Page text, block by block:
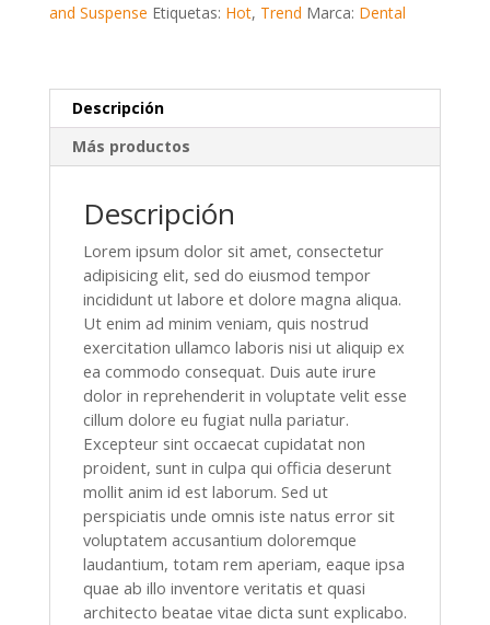
and Suspense Etiquetas: Hot, Trend Marca: Dental
Descripción
Más productos
Descripción
Lorem ipsum dolor sit amet, consectetur
adipisicing elit, sed do eiusmod tempor
incididunt ut labore et dolore magna aliqua.
Ut enim ad minim veniam, quis nostrud
exercitation ullamco laboris nisi ut aliquip ex
ea commodo consequat. Duis aute irure
dolor in reprehenderit in voluptate velit esse
cillum dolore eu fugiat nulla pariatur.
Excepteur sint occaecat cupidatat non
proident, sunt in culpa qui officia deserunt
mollit anim id est laborum. Sed ut
perspiciatis unde omnis iste natus error sit
voluptatem accusantium doloremque
laudantium, totam rem aperiam, eaque ipsa
quae ab illo inventore veritatis et quasi
architecto beatae vitae dicta sunt explicabo.